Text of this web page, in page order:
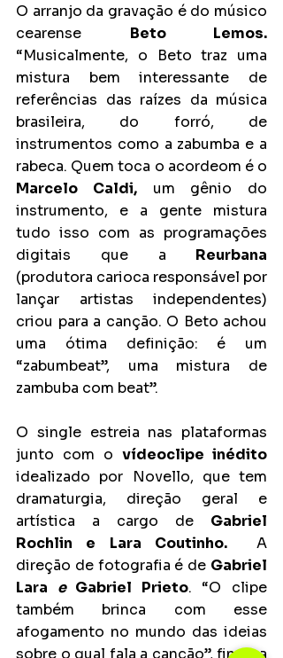
O arranjo da gravação é do músico
cearense Beto Lemos.
“Musicalmente, o Beto traz uma
mistura bem interessante de
referências das raízes da música
brasileira, do forró, de
instrumentos como a zabumba e a
Marcelo Caldi, um gênio do
instrumento, e a gente mistura
tudo isso com as programações
digitais que a Reurbana
(produtora carioca responsável por
lançar artistas independentes)
criou para a canção. O Beto achou
uma ótima definição: é um
“zabumbeat”, uma mistura de
zambuba com beat”.
O single estreia nas plataformas
junto com o vídeoclipe inédito
idealizado por Novello, que tem
dramaturgia, direção geral e
artística a cargo de Gabriel
Rochlin e Lara Coutinho.
  A
direção de fotografia é de Gabriel
Lara e Gabriel Prieto. “O clipe
também brinca com esse
afogamento no mundo das ideias
sobre o qual fala a canção”, finaliza